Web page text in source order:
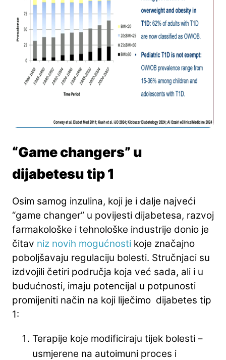
“Game changers” u
dijabetesu tip 1
Osim samog inzulina, koji je i dalje najveći
“game changer” u povijesti dijabetesa, razvoj
farmakološke i tehnološke industrije donio je
čitav niz novih mogućnosti koje značajno
poboljšavaju regulaciju bolesti. Stručnjaci su
izdvojili četiri područja koja već sada, ali i u
budućnosti, imaju potencijal u potpunosti
promijeniti način na koji liječimo dijabetes tip
1:
Terapije koje modificiraju tijek bolesti –
usmjerene na autoimuni proces i